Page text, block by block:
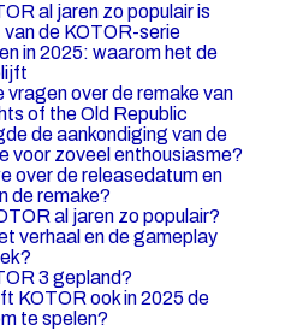
al jaren zo populair is
de KOTOR-serie
in 2025: waarom het de
over de remake van
of the Old Republic
de aankondiging van de
voor zoveel enthousiasme?
over de releasedatum en
de remake?
al jaren zo populair?
verhaal en de gameplay
3 gepland?
KOTOR ook in 2025 de
te spelen?